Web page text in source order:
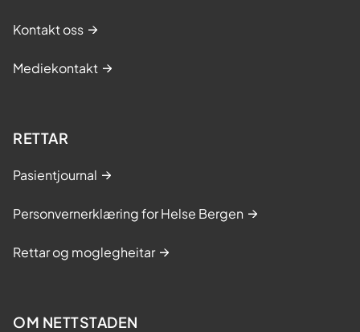
Kontakt oss
Mediekontakt
RETTAR
Pasientjournal
Personvernerklæring for Helse Bergen
Rettar og moglegheitar
OM NETTSTADEN